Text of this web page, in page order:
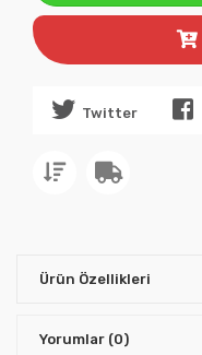
Twitter
Ürün Özellikleri
Yorumlar (0)